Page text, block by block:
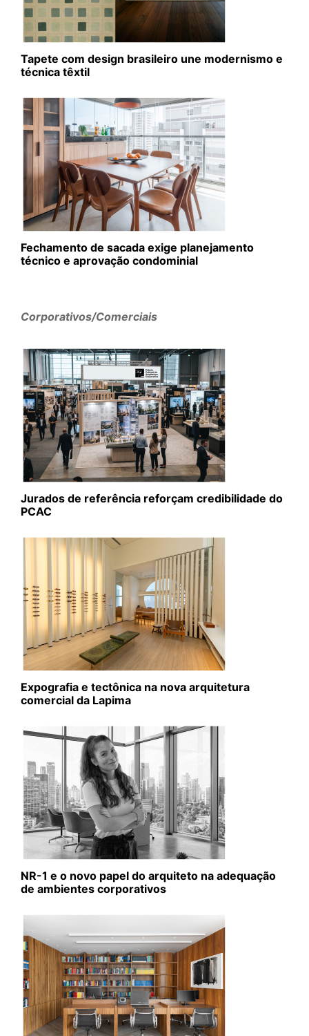
Tapete com design brasileiro une modernismo e
técnica têxtil
Fechamento de sacada exige planejamento
técnico e aprovação condominial
Corporativos/Comerciais
Jurados de referência reforçam credibilidade do
PCAC
Expografia e tectônica na nova arquitetura
comercial da Lapima
NR-1 e o novo papel do arquiteto na adequação
de ambientes corporativos